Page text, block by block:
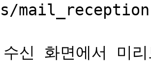
mail_reception)
신 화면에서 미